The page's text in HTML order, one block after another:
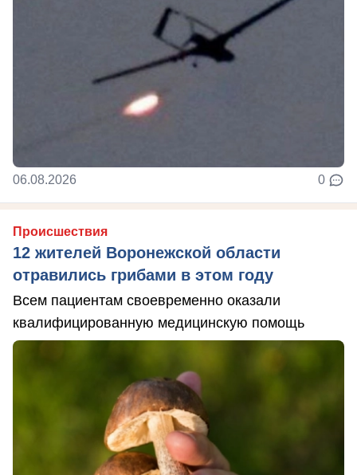
06.08.2026 0
Происшествия
12 жителей Воронежской области
отравились грибами в этом году
Всем пациентам своевременно оказали
квалифицированную медицинскую помощь